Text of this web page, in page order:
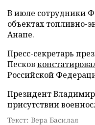
В июле сотрудники
объектах топливно-
Анапе.
Пресс-секретарь
Песков
Российской
Президент
присутствии
Текст: Вера Басилая